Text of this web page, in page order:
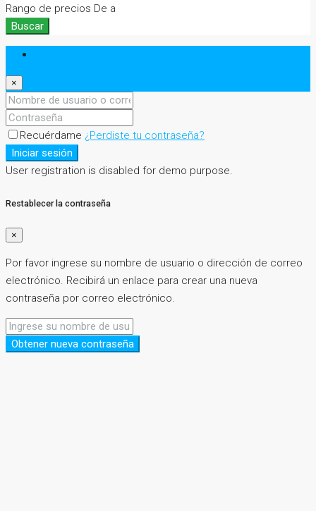
Rango de precios De a
Buscar
×
Recuérdame ¿Perdiste tu contraseña?
Iniciar sesión
User registration is disabled for demo purpose.
Restablecer la contraseña
×
Por favor ingrese su nombre de usuario o dirección de correo
electrónico. Recibirá un enlace para crear una nueva
contraseña por correo electrónico.
Obtener nueva contraseña